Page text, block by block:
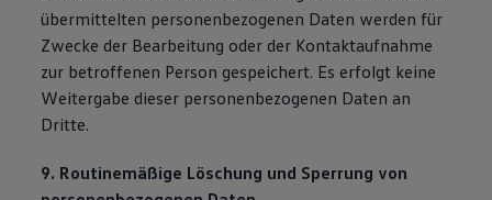
übermittelten personenbezogenen Daten werden für
Zwecke der Bearbeitung oder der Kontaktaufnahme
zur betroffenen Person gespeichert. Es erfolgt keine
Weitergabe dieser personenbezogenen Daten an
Dritte.
9. Routinemäßige Löschung und Sperrung von